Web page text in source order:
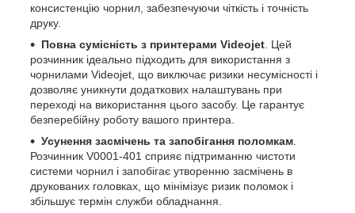
консистенцію чорнил, забезпечуючи чіткість і точність
друку.
Повна сумісність з принтерами Videojet . Цей
розчинник ідеально підходить для використання з
чорнилами Videojet, що виключає ризики несумісності і
дозволяє уникнути додаткових налаштувань при
переході на використання цього засобу. Це гарантує
безперебійну роботу вашого принтера.
Усунення засмічень та запобігання поломкам
Розчинник V0001-401 сприяє підтриманню чистоти
системи чорнил і запобігає утворенню засмічень в
друкованих головках, що мінімізує ризик поломок і
збільшує термін служби обладнання.